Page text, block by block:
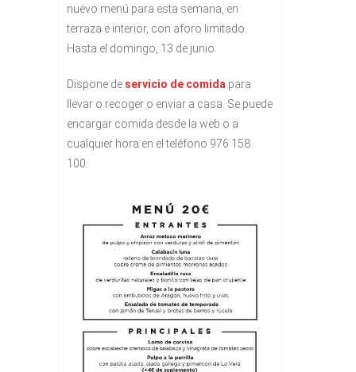
nuevo menú para esta semana, en
terraza e interior, con aforo limitado.
Hasta el domingo, 13 de junio.
Dispone de servicio de comida para
llevar o recoger o enviar a casa. Se puede
encargar comida desde la web o a
cualquier hora en el teléfono 976 158
100.